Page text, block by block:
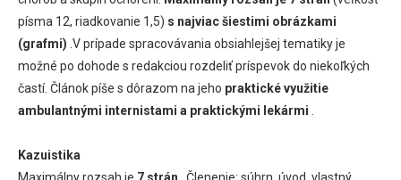
písma 12, riadkovanie 1,5) s najviac šiestimi obrázkami
(grafmi) .V prípade spracovávania obsiahlejšej tematiky je
možné po dohode s redakciou rozdeliť príspevok do niekoľkých
častí. Článok píše s dôrazom na jeho praktické využitie
ambulantnými internistami a praktickými lekármi
Kazuistika
Maximálny rozsah je 7 strán . Členenie: súhrn, úvod, vlastný